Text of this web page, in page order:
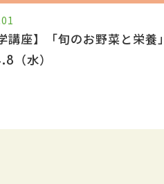
講座】「旬のお野菜と栄養」
（水）